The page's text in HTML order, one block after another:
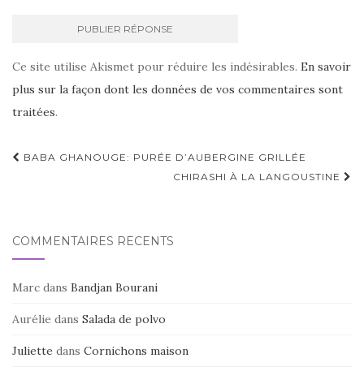
Ce site utilise Akismet pour réduire les indésirables. En savoir
plus sur la façon dont les données de vos commentaires sont
traitées.
Navigation
BABA GHANOUGE: PURÉE D’AUBERGINE GRILLÉE
CHIRASHI À LA LANGOUSTINE
COMMENTAIRES RÉCENTS
Marc dans Bandjan Bourani
Aurélie dans Salada de polvo
Juliette dans Cornichons maison